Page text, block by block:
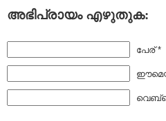
അഭിപ്രായം എഴുതുക:
പേര് *